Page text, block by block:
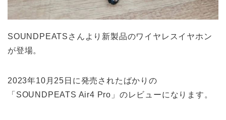
SOUNDPEATSさんより新製品のワイヤレスイヤホン
が登場。
2023年10月25日に発売されたばかりの
「SOUNDPEATS Air4 Pro」のレビューになります。